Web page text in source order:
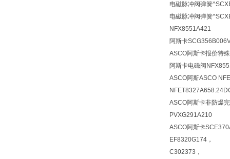
电磁脉冲阀弹簧
电磁脉冲阀弹簧
NFX8551A421
阿斯卡
ASCO阿斯卡报价特
阿斯卡电磁阀
ASCO阿斯ASCO
ASCO阿斯卡非防爆
PVXG291A210
ASCO阿斯卡
EF8320G174，
C302373，